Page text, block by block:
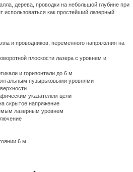
дерева, проводки на небольшой глубине при
использоваться как простейший лазерный
и проводников, переменного напряжения на
плоскости лазера с уровнем и
и горизонтали до 6 м
пузырьковыми уровнями
указателем цели
скрытое напряжение
лазерным уровнем
6 м